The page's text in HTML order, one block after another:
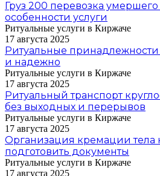
Груз 200 перевозка
особенности услуги
Ритуальные услуги в Киржаче
17 августа 2025
Ритуальные принадлежности
и надежно
Ритуальные услуги в Киржаче
17 августа 2025
Ритуальный транспорт
без выходных и перерывов
Ритуальные услуги в Киржаче
17 августа 2025
Организация кремации тела
подготовить документы
Ритуальные услуги в Киржаче
17 августа 2025